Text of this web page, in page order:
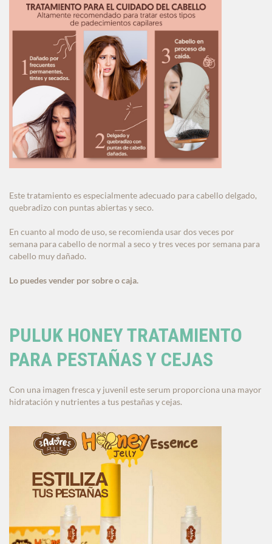
Este tratamiento es especialmente adecuado para cabello delgado,
quebradizo con puntas abiertas y seco.
En cuanto al modo de uso, se recomienda usar dos veces por
semana para cabello de normal a seco y tres veces por semana para
cabello muy dañado.
Lo puedes vender por sobre o caja.
PULUK HONEY TRATAMIENTO
PARA PESTAÑAS Y CEJAS
Con una imagen fresca y juvenil este serum proporciona una mayor
hidratación y nutrientes a tus pestañas y cejas.